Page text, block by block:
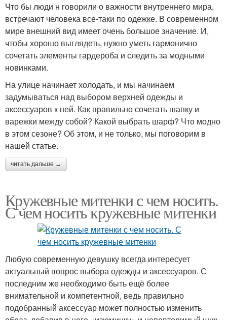
Что бы люди н говорили о важности внутреннего мира,
встречают человека все-таки по одежке. В современном
мире внешний вид имеет очень большое значение. И,
чтобы хорошо выглядеть, нужно уметь гармонично
сочетать элементы гардероба и следить за модными
новинками.
На улице начинает холодать, и мы начинаем
задумываться над выбором верхней одежды и
аксессуаров к ней. Как правильно сочетать шапку и
варежки между собой? Какой выбрать шарф? Что модно
в этом сезоне? Об этом, и не только, мы поговорим в
нашей статье.
читать дальше →
Кружевные митенки с чем носить.
С чем носить кружевные митенки
Любую современную девушку всегда интересует
актуальный вопрос выбора одежды и аксессуаров. С
последним же необходимо быть ещё более
внимательной и компетентной, ведь правильно
подобранный аксессуар может полностью изменить